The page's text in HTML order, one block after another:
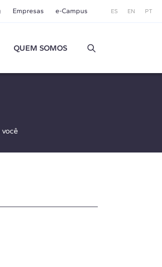
Empresas e-Campus ES EN PT
QUEM SOMOS